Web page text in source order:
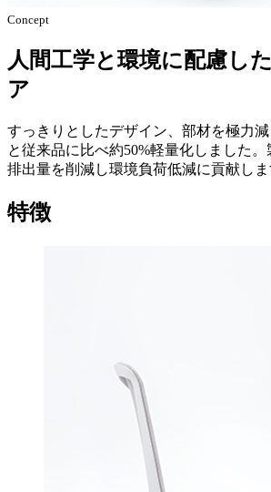
Concept
人間工学と環境に配慮し
ア
すっきりとしたデザイン、部材を極力
と従来品に比べ約50%軽量化しました
排出量を削減し環境負荷低減に貢献しま
特徴